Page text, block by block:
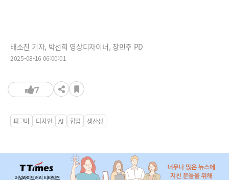
배소진 기자, 박선희 영상디자이너, 장민주 PD
2025-08-16 06:00:01
7
피그마 디자인 AI 협업 생산성